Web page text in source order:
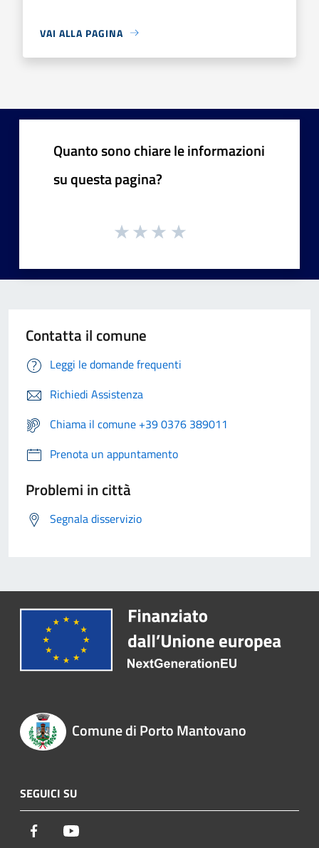
VAI ALLA PAGINA
Quanto sono chiare le informazioni
su questa pagina?
Contatta il comune
Leggi le domande frequenti
Richiedi Assistenza
Chiama il comune +39 0376 389011
Prenota un appuntamento
Problemi in città
Segnala disservizio
Comune di Porto Mantovano
SEGUICI SU
Facebook